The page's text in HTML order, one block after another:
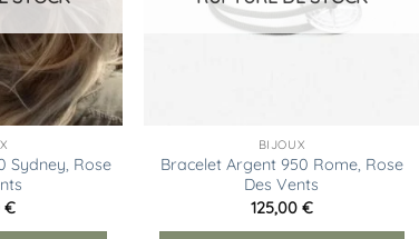
Sydney, Rose
€
BIJOUX
Bracelet Argent 950 Rome, Rose
Des Vents
125,00 €